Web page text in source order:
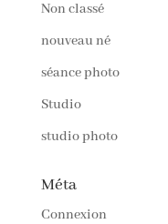
Non classé
nouveau né
séance photo
Studio
studio photo
Méta
Connexion